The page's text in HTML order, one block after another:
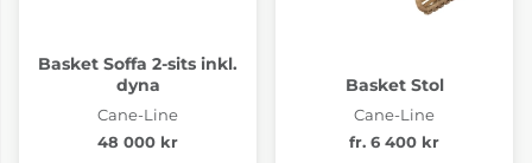
Basket Soffa 2-sits inkl.
dyna
Cane-Line
48 000 kr
Basket Stol
Cane-Line
fr. 6 400 kr